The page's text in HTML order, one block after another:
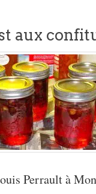
aux
Perrault à